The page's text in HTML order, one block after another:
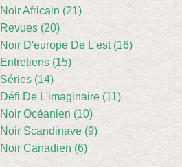
Noir Africain (21)
Revues (20)
Noir D'europe De L'est (16)
Entretiens (15)
Séries (14)
Défi De L'imaginaire (11)
Noir Océanien (10)
Noir Scandinave (9)
Noir Canadien (6)